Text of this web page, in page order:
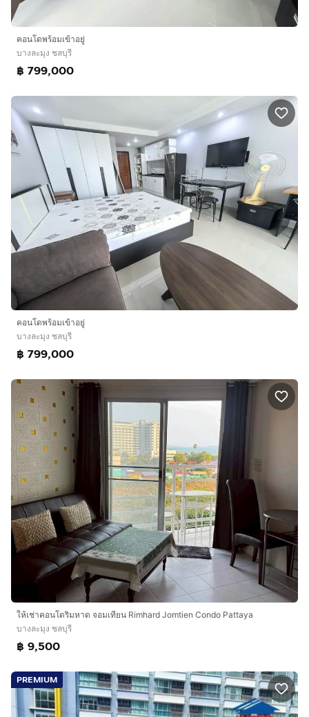
คอนโดพร้อมเข้าอยู่
บางละมุง ชลบุรี
฿ 799,000
คอนโดพร้อมเข้าอยู่
บางละมุง ชลบุรี
฿ 799,000
ให้เช่าคอนโดริมหาด จอมเทียน Rimhard Jomtien Condo Pattaya
บางละมุง ชลบุรี
฿ 9,500
PREMIUM